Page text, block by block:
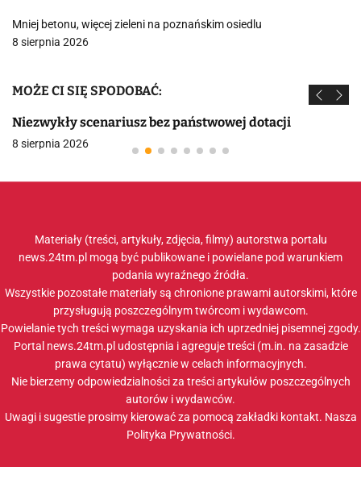
Mniej betonu, więcej zieleni na poznańskim osiedlu
8 sierpnia 2026
MOŻE CI SIĘ SPODOBAĆ:
Niezwykły scenariusz bez państwowej dotacji
8 sierpnia 2026
Materiały (treści, artykuły, zdjęcia, filmy) autorstwa portalu
news.24tm.pl mogą być publikowane i powielane pod warunkiem
podania wyraźnego źródła.
Wszystkie pozostałe materiały są chronione prawami autorskimi, które
przysługują poszczególnym twórcom i wydawcom.
Powielanie tych treści wymaga uzyskania ich uprzedniej pisemnej zgody.
Portal news.24tm.pl udostępnia i agreguje treści (m.in. na zasadzie
prawa cytatu) wyłącznie w celach informacyjnych.
Nie bierzemy odpowiedzialności za treści artykułów poszczególnych
autorów i wydawców.
Uwagi i sugestie prosimy kierować za pomocą zakładki kontakt. Nasza
Polityka Prywatności.